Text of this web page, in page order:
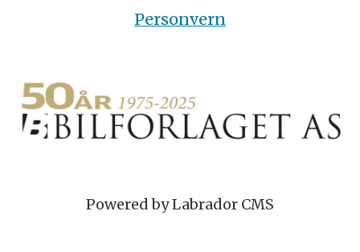
Personvern
Powered by Labrador CMS